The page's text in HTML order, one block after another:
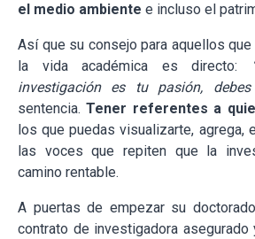
el medio ambiente e incluso el
Así que su consejo para aquellos
la vida académica es directo:
investigación es tu pasión,
sentencia.Tener referentes a
los que puedas visualizarte, agrega,
las voces que repiten que la
camino rentable.
A puertas de empezar su
contrato de investigadora